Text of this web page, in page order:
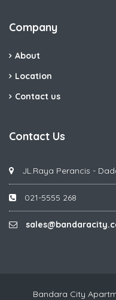
Company
About
Location
Contact us
Contact Us
JL.Raya Perancis -
021-5555 268
Bandara City